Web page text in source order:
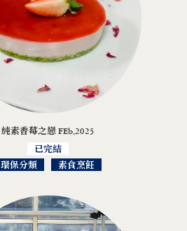
純素香莓之戀 FEb,2025
已完結
環保分類
素食烹飪